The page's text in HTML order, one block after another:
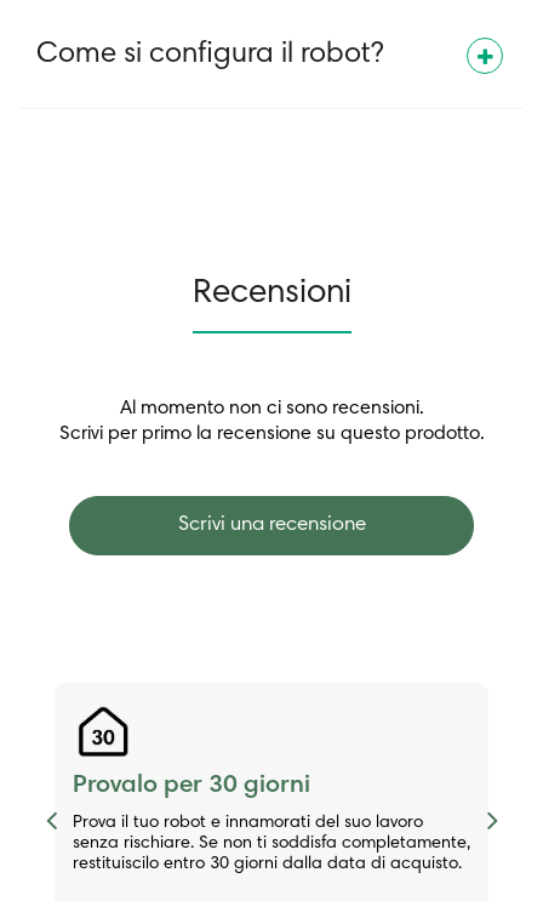
Come si configura il robot?
Recensioni
Al momento non ci sono recensioni.
Scrivi per primo la recensione su questo prodotto.
Scrivi una recensione
Previous
Provalo per 30 giorni
Prova il tuo robot e innamorati del suo lavoro
senza rischiare. Se non ti soddisfa completamente,
restituiscilo entro 30 giorni dalla data di acquisto.
Next